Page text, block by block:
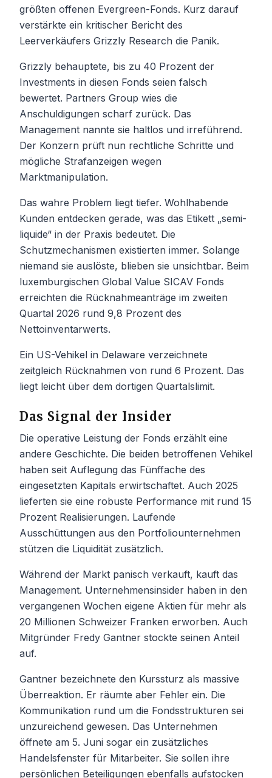
größten offenen Evergreen-Fonds. Kurz darauf
verstärkte ein kritischer Bericht des
Leerverkäufers Grizzly Research die Panik.
Grizzly behauptete, bis zu 40 Prozent der
Investments in diesen Fonds seien falsch
bewertet. Partners Group wies die
Anschuldigungen scharf zurück. Das
Management nannte sie haltlos und irreführend.
Der Konzern prüft nun rechtliche Schritte und
mögliche Strafanzeigen wegen
Marktmanipulation.
Das wahre Problem liegt tiefer. Wohlhabende
Kunden entdecken gerade, was das Etikett „semi-
liquide“ in der Praxis bedeutet. Die
Schutzmechanismen existierten immer. Solange
niemand sie auslöste, blieben sie unsichtbar. Beim
luxemburgischen Global Value SICAV Fonds
erreichten die Rücknahmeanträge im zweiten
Quartal 2026 rund 9,8 Prozent des
Nettoinventarwerts.
Ein US-Vehikel in Delaware verzeichnete
zeitgleich Rücknahmen von rund 6 Prozent. Das
liegt leicht über dem dortigen Quartalslimit.
Das Signal der Insider
Die operative Leistung der Fonds erzählt eine
andere Geschichte. Die beiden betroffenen Vehikel
haben seit Auflegung das Fünffache des
eingesetzten Kapitals erwirtschaftet. Auch 2025
lieferten sie eine robuste Performance mit rund 15
Prozent Realisierungen. Laufende
Ausschüttungen aus den Portfoliounternehmen
stützen die Liquidität zusätzlich.
Während der Markt panisch verkauft, kauft das
Management. Unternehmensinsider haben in den
vergangenen Wochen eigene Aktien für mehr als
20 Millionen Schweizer Franken erworben. Auch
Mitgründer Fredy Gantner stockte seinen Anteil
auf.
Gantner bezeichnete den Kurssturz als massive
Überreaktion. Er räumte aber Fehler ein. Die
Kommunikation rund um die Fondsstrukturen sei
unzureichend gewesen. Das Unternehmen
öffnete am 5. Juni sogar ein zusätzliches
Handelsfenster für Mitarbeiter. Sie sollen ihre
persönlichen Beteiligungen ebenfalls aufstocken